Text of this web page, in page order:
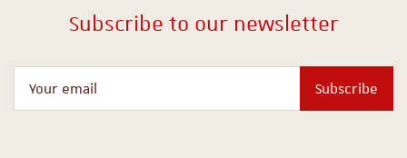
Subscribe to our newsletter
Subscribe